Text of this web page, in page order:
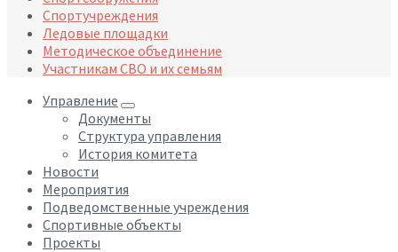
Спортучреждения
Ледовые площадки
Методическое объединение
Участникам СВО и их семьям
Управление
Документы
Структура управления
История комитета
Новости
Мероприятия
Подведомственные учреждения
Спортивные объекты
Проекты